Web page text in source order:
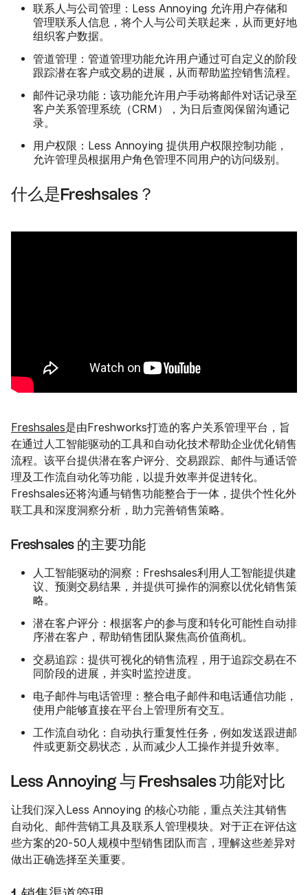
联系人与公司管理 ：Less Annoying 允许用户存储和
管理联系人信息，将个人与公司关联起来，从而更好地
组织客户数据。
管道管理 ：管道管理功能允许用户通过可自定义的阶段
跟踪潜在客户或交易的进展，从而帮助监控销售流程。
邮件记录功能 ：该功能允许用户手动将邮件对话记录至
客户关系管理系统（CRM），为日后查阅保留沟通记
录。
用户权限 ：Less Annoying 提供用户权限控制功能，
允许管理员根据用户角色管理不同用户的访问级别。
什么是Freshsales？
Freshsales是由Freshworks打造的客户关系管理平台，旨
在通过人工智能驱动的工具和自动化技术帮助企业优化销售
流程。该平台提供潜在客户评分、交易跟踪、邮件与通话管
理及工作流自动化等功能，以提升效率并促进转化。
Freshsales还将沟通与销售功能整合于一体，提供个性化外
联工具和深度洞察分析，助力完善销售策略。
Freshsales 的主要功能
人工智能驱动的洞察 ：Freshsales利用人工智能提供建
议、预测交易结果，并提供可操作的洞察以优化销售策
略。
潜在客户评分 ：根据客户的参与度和转化可能性自动排
序潜在客户，帮助销售团队聚焦高价值商机。
交易追踪 ：提供可视化的销售流程，用于追踪交易在不
同阶段的进展，并实时监控进度。
电子邮件与电话管理 ：整合电子邮件和电话通信功能，
使用户能够直接在平台上管理所有交互。
工作流自动化 ：自动执行重复性任务，例如发送跟进邮
件或更新交易状态，从而减少人工操作并提升效率。
Less Annoying 与 Freshsales 功能对比
让我们深入Less Annoying 的核心功能，重点关注其销售
自动化、邮件营销工具及联系人管理模块。对于正在评估这
些方案的20-50人规模中型销售团队而言，理解这些差异对
做出正确选择至关重要。